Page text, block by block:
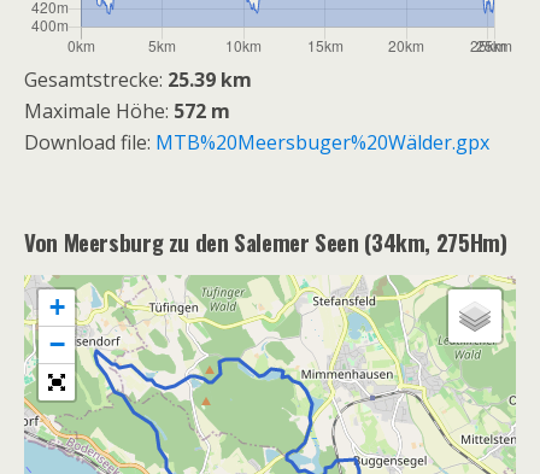
Gesamtstrecke: 25.39 km
Maximale Höhe: 572 m
Download file: MTB%20Meersbuger%20Wälder.gpx
Von Meersburg zu den Salemer Seen (34km, 275Hm)
+
−